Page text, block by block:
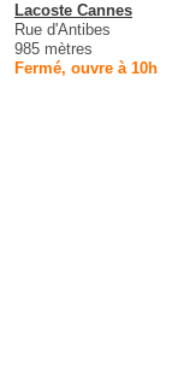
Lacoste Cannes
Rue d'Antibes
985 mètres
Fermé, ouvre à 10h